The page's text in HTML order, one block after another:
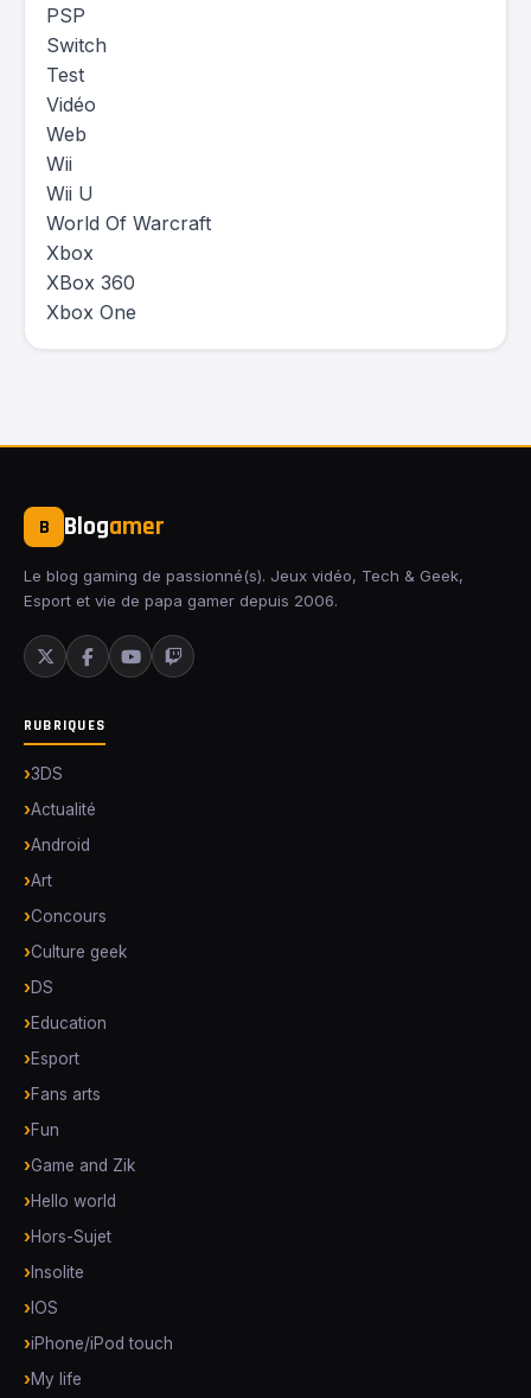
PSP
Switch
Test
Vidéo
Web
Wii
Wii U
World Of Warcraft
Xbox
XBox 360
Xbox One
B Blogamer
Le blog gaming de passionné(s). Jeux vidéo, Tech & Geek,
Esport et vie de papa gamer depuis 2006.
RUBRIQUES
3DS
Actualité
Android
Art
Concours
Culture geek
DS
Education
Esport
Fans arts
Fun
Game and Zik
Hello world
Hors-Sujet
Insolite
IOS
iPhone/iPod touch
My life